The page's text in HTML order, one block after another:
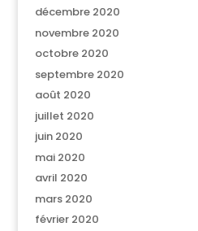
décembre 2020
novembre 2020
octobre 2020
septembre 2020
août 2020
juillet 2020
juin 2020
mai 2020
avril 2020
mars 2020
février 2020